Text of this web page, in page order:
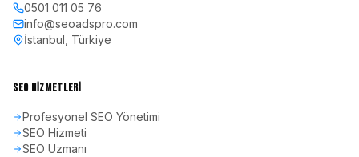
0501 011 05 76
info@seoadspro.com
İstanbul, Türkiye
SEO HIZMETLERI
Profesyonel SEO Yönetimi
SEO Hizmeti
SEO Uzmanı